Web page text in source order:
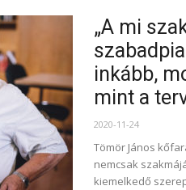
„A mi
inkább,
mint a
2020-11-24
Tömör János
nemcsak
kiemelkedő